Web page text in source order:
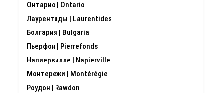
Онтарио | Ontario
Лаурентиды | Laurentides
Болгария | Bulgaria
Пьерфон | Pierrefonds
Напиервилле | Napierville
Монтережи | Montérégie
Роудон | Rawdon